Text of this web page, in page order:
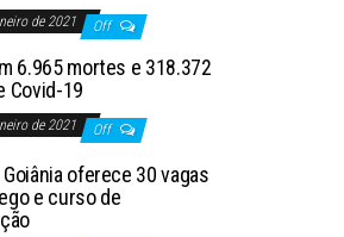
de 2021 Off
6.965 mortes e 318.372
Covid-19
de 2021 Off
Goiânia oferece 30 vagas
e curso de